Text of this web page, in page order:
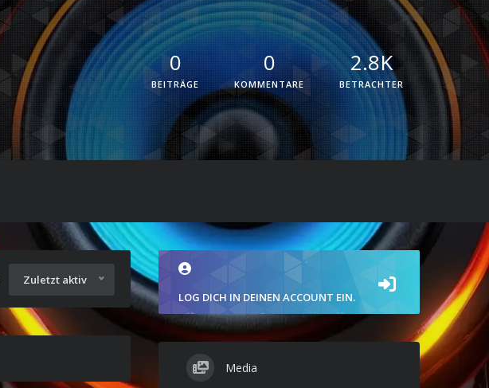
0
BEITRÄGE
0
KOMMENTARE
2.8K
BETRACHTER
Zuletzt aktiv
LOG DICH IN DEINEN ACCOUNT EIN.
Media